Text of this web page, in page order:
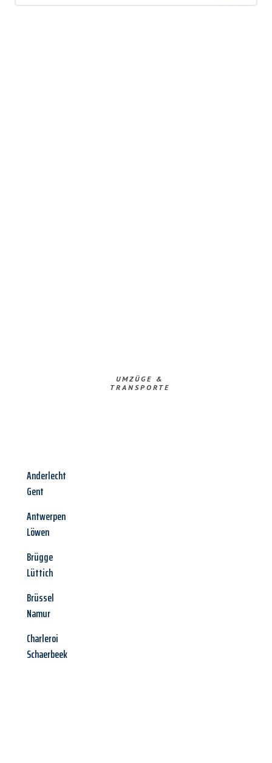
UMZÜGE &
TRANSPORTE
Anderlecht
Gent
Antwerpen
Löwen
Brügge
Lüttich
Brüssel
Namur
Charleroi
Schaerbeek